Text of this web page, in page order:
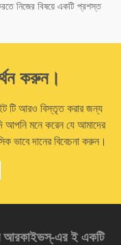
নিজের বিষয়ে একটি প্রশস্ত
করুন।
টি আরও বিস্তৃত করার জন্য
আপনি মনে করেন যে আমাদের
ভাবে দানের বিবেচনা করুন।
আরকাইভস্‌-এর ই একটি